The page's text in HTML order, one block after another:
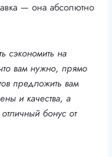
— она абсолютно
сэкономить на
вам нужно, прямо
предложить вам
и качества, а
бонус от